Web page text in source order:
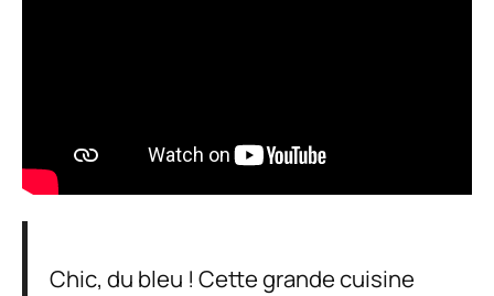
Chic, du bleu ! Cette grande cuisine